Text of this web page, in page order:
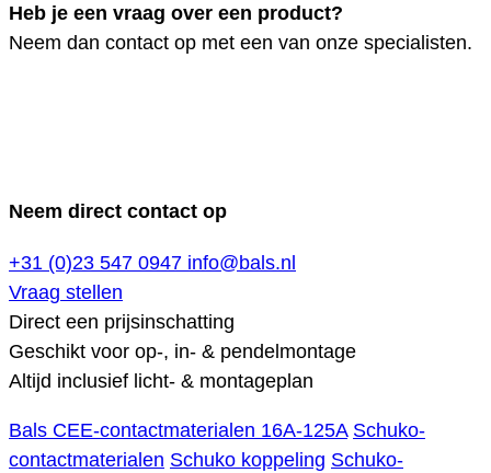
Heb je een vraag over een product?
Neem dan contact op met een van onze specialisten.
Neem direct contact op
+31 (0)23 547 0947 info@bals.nl
Vraag stellen
Direct een prijsinschatting
Geschikt voor op-, in- & pendelmontage
Altijd inclusief licht- & montageplan
Bals CEE-contactmaterialen 16A-125A Schuko-
contactmaterialen Schuko koppeling Schuko-